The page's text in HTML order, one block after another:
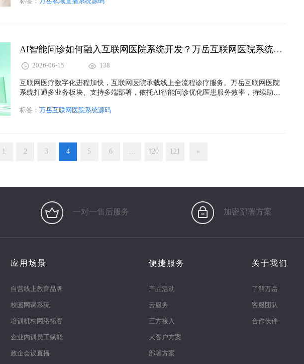
AI智能问诊如何融入互联网医院系统开发？万岳互联网医院系统实践解析
2026-06-15 138
互联网医疗数字化进程加快，互联网医院承载线上全流程诊疗服务。万岳互联网医院
系统打通多业务板块、支持多端部署，依托AI智能问诊优化医患服务效率，持续助力
标签：万岳互联网医院系统源码
1 2 3 4 5 6 ... 120 121 »
一对一售后服务 加密部署方案
应用场景
自营线上教育品牌
校园网课系统
培训机构网络拓客
企业内训员工赋能
政企会议直播
便捷服务
产品活动
云服务
三方接入
大客户方案
部署方案
关于我们
了解万岳
客服团队
合作伙伴